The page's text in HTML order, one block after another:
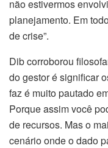
não estivermos
planejamento. Em
de crise”.
Dib corroborou
do gestor é significar
faz é muito pautado
Porque assim você
de recursos. Mas o
cenário onde o dado